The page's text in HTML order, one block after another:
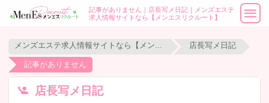
記事がありません｜店長写メ日記｜メンズエステ
求人情報サイトなら【メンエスリクルート】
店長写メ日記
記事がありません
店長写メ日記